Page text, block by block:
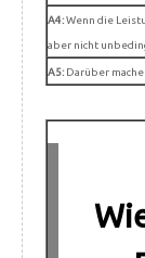
A4:Wenn die
aber nicht
A5:Darüber mache